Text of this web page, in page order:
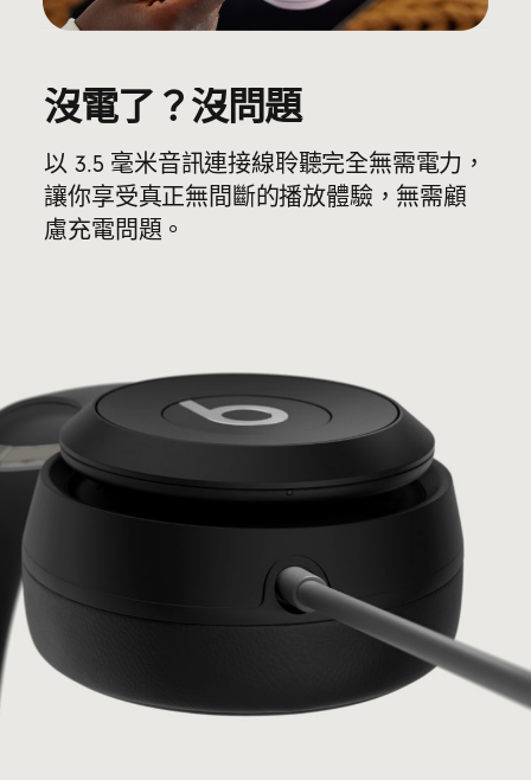
沒電了？沒問題
以 3.5 毫米音訊連接線聆聽完全無需電力，
讓你享受真正無間斷的播放體驗，無需顧
慮充電問題。